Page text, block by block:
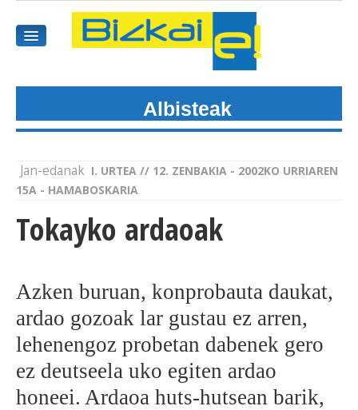
GAIAK
AGENDEA
BIDEOAK
Albisteak
Jan-edanak I. URTEA // 12. ZENBAKIA - 2002KO URRIAREN
15A - HAMABOSKARIA
Tokayko ardaoak
Azken buruan, konprobauta daukat,
ardao gozoak lar gustau ez arren,
lehenengoz probetan dabenek gero
ez deutseela uko egiten ardao
honeei. Ardaoa huts-hutsean barik,